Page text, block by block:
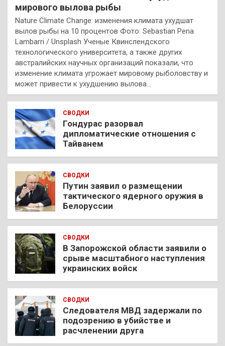
мирового вылова рыбы
Nature Climate Change: изменения климата ухудшат
вылов рыбы на 10 процентов Фото: Sebastian Pena
Lambarri / Unsplash Ученые Квинслендского
технологического университета, а также других
австралийских научных организаций показали, что
изменение климата угрожает мировому рыболовству и
может привести к ухудшению вылова…
СВОДКИ
Гондурас разорвал
дипломатические отношения с
Тайванем
СВОДКИ
Путин заявил о размещении
тактического ядерного оружия в
Белоруссии
СВОДКИ
В Запорожской области заявили о
срыве масштабного наступления
украинских войск
СВОДКИ
Следователя МВД задержали по
подозрению в убийстве и
расчленении друга